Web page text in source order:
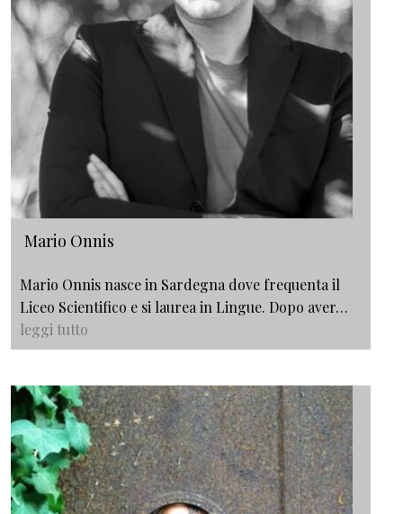
Mario Onnis
Mario Onnis nasce in Sardegna dove frequenta il
Liceo Scientifico e si laurea in Lingue. Dopo aver…
leggi tutto